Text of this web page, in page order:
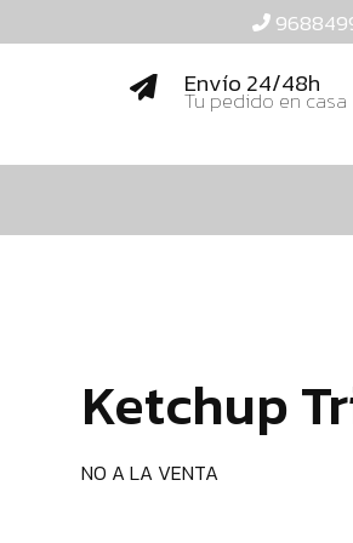
Envío 24/48h
Tu pedido en casa
Ketchup
NO A LA VENTA